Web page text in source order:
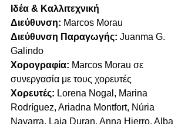
Ιδέα & Καλλιτεχνική
Διεύθυνση: Marcos Morau
Διεύθυνση Παραγωγής: Juanma G.
Galindo
Χορογραφία: Marcos Morau σε
συνεργασία με τους χορευτές
Χορευτές: Lorena Nogal, Marina
Rodríguez, Ariadna Montfort, Núria
Navarra, Laia Duran, Anna Hierro, Alba